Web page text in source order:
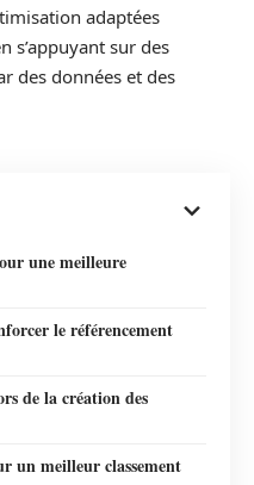
adaptées
s’appuyant sur des
des données et des
une meilleure
le référencement
de la création des
un meilleur classement